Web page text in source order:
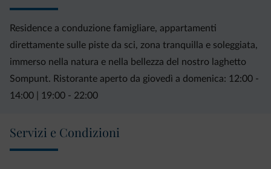
Residence a conduzione famigliare, appartamenti
direttamente sulle piste da sci, zona tranquilla e soleggiata,
immerso nella natura e nella bellezza del nostro laghetto
Sompunt. Ristorante aperto da giovedì a domenica: 12:00 -
14:00 | 19:00 - 22:00
Servizi e Condizioni